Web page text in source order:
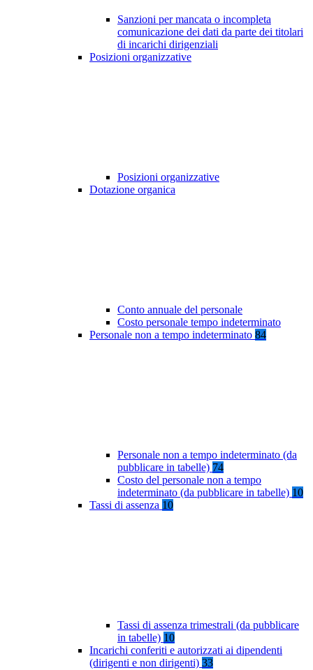
Sanzioni per mancata o incompleta
comunicazione dei dati da parte dei titolari
di incarichi dirigenziali
Posizioni organizzative
Posizioni organizzative
Dotazione organica
Conto annuale del personale
Costo personale tempo indeterminato
Personale non a tempo indeterminato 84
Personale non a tempo indeterminato (da
pubblicare in tabelle) 74
Costo del personale non a tempo
indeterminato (da pubblicare in tabelle) 10
Tassi di assenza 10
Tassi di assenza trimestrali (da pubblicare
in tabelle) 10
Incarichi conferiti e autorizzati ai dipendenti
(dirigenti e non dirigenti) 33